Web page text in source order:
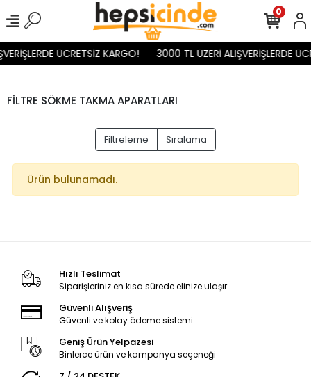
ÜCRETSİZ KARGO! 3000 TL ÜZERİ ALIŞVERİŞLERDE
0
FİLTRE SÖKME TAKMA APARATLARI
Filtreleme Sıralama
Ürün bulunamadı.
Hızlı Teslimat
Siparişleriniz en kısa sürede elinize ulaşır.
Güvenli Alışveriş
Güvenli ve kolay ödeme sistemi
Geniş Ürün Yelpazesi
Binlerce ürün ve kampanya seçeneği